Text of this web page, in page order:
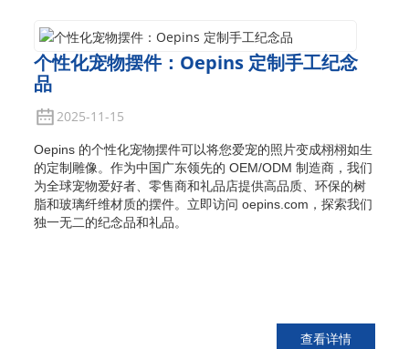
个性化宠物摆件：Oepins 定制手工纪念
品
2025-11-15
Oepins 的个性化宠物摆件可以将您爱宠的照片变成栩栩如生
的定制雕像。作为中国广东领先的 OEM/ODM 制造商，我们
为全球宠物爱好者、零售商和礼品店提供高品质、环保的树
脂和玻璃纤维材质的摆件。立即访问 oepins.com，探索我们
独一无二的纪念品和礼品。
查看详情